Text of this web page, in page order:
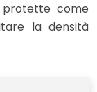
come
la densità